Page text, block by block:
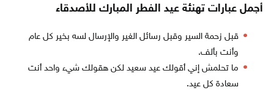
أجمل عبارات تهنئة عيد الفطر المبارك للأصدقاء
قبل زحمة السير وقبل رسائل الغير والإرسال لسه بخير كل عام
وأنت بألف.
ما تحلمش إني أقولك عيد سعيد لكن هقولك شيء واحد أنت
سعادة كل عيد.